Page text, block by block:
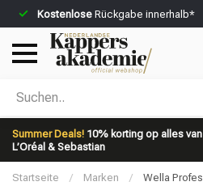
Kostenlose Rückgabe innerhalb*
Summer Deals! 10% korting op alles
L’Oréal & Sebastian
Nach welcher Kategorie
Startseite / Marken / Wella